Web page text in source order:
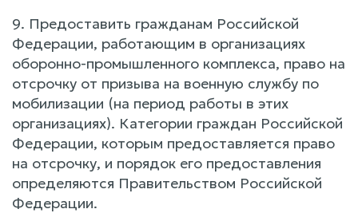
9. Предоставить гражданам Российской
Федерации, работающим в организациях
оборонно-промышленного комплекса, право на
отсрочку от призыва на военную службу по
мобилизации (на период работы в этих
организациях). Категории граждан Российской
Федерации, которым предоставляется право
на отсрочку, и порядок его предоставления
определяются Правительством Российской
Федерации.